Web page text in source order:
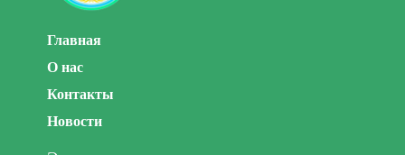
Главная
О нас
Контакты
Новости